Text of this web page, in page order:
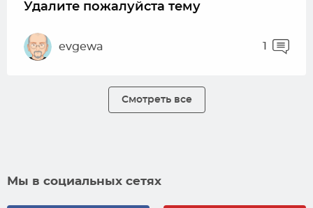
Удалите пожалуйста тему
evgewa 1
Смотреть все
Мы в социальных сетях